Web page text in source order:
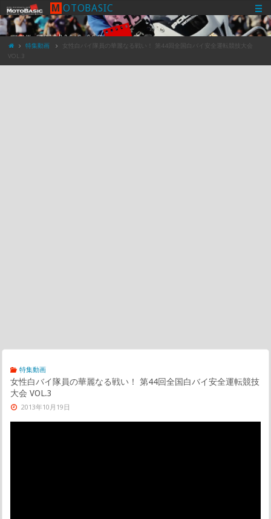
M OTOBASIC
特集動画
女性白バイ隊員の華麗なる戦い！ 第44回全国白バイ安全運転競技大会
VOL.3
特集動画
女性白バイ隊員の華麗なる戦い！ 第44回全国白バイ安全運転競技
大会 VOL.3
2013年10月19日